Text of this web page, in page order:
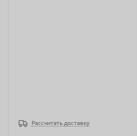
Рассчитать доставку